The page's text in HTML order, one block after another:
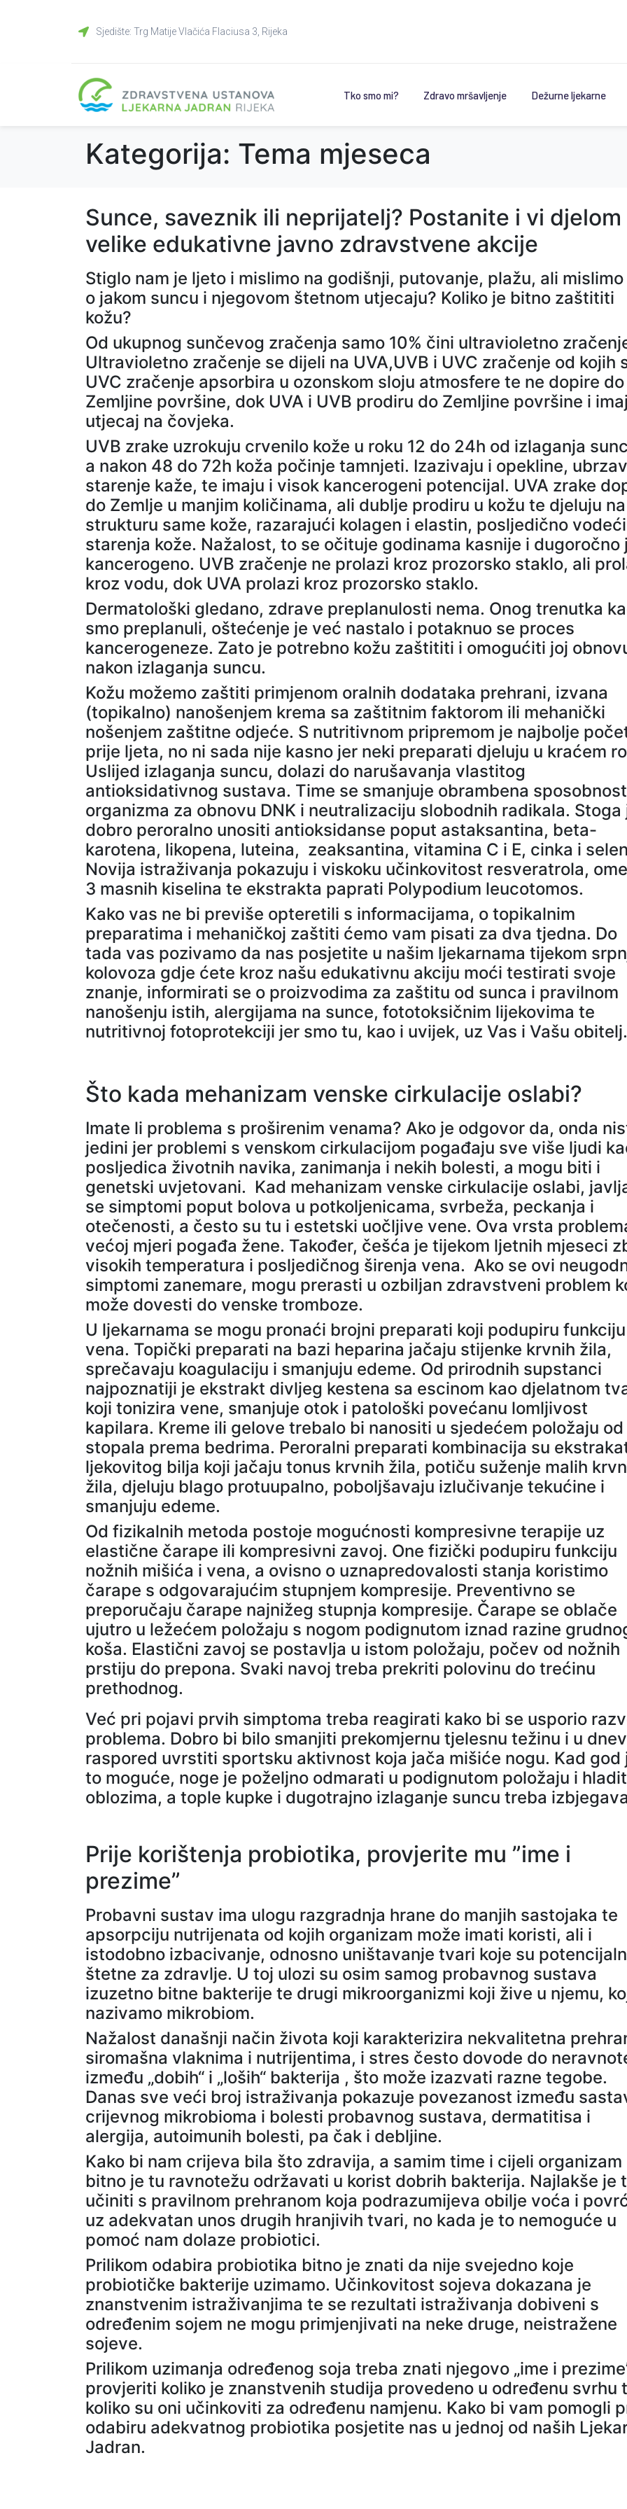
Sjedište: Trg Matije Vlačića Flaciusa 3, Rijeka
Tko smo mi? Zdravo mršavljenje Dežurne ljekarne
Kategorija: Tema mjeseca
Sunce, saveznik ili neprijatelj? Postanite i vi djelom
velike edukativne javno zdravstvene akcije
Stiglo nam je ljeto i mislimo na godišnji, putovanje, plažu, ali mislimo
o jakom suncu i njegovom štetnom utjecaju? Koliko je bitno zaštititi
kožu?
Od ukupnog sunčevog zračenja samo 10% čini ultravioletno
Ultravioletno zračenje se dijeli na UVA,UVB i UVC zračenje od kojih
UVC zračenje apsorbira u ozonskom sloju atmosfere te ne dopire do
Zemljine površine, dok UVA i UVB prodiru do Zemljine površine i
utjecaj na čovjeka.
UVB zrake uzrokuju crvenilo kože u roku 12 do 24h od izlaganja
a nakon 48 do 72h koža počinje tamnjeti. Izazivaju i opekline,
starenje kaže, te imaju i visok kancerogeni potencijal. UVA zrake
do Zemlje u manjim količinama, ali dublje prodiru u kožu te djeluju na
strukturu same kože, razarajući kolagen i elastin, posljedično
starenja kože. Nažalost, to se očituje godinama kasnije i dugoročno
kancerogeno. UVB zračenje ne prolazi kroz prozorsko staklo, ali
kroz vodu, dok UVA prolazi kroz prozorsko staklo.
Dermatološki gledano, zdrave preplanulosti nema. Onog trenutka
smo preplanuli, oštećenje je već nastalo i potaknuo se proces
kancerogeneze. Zato je potrebno kožu zaštititi i omogućiti joj
nakon izlaganja suncu.
Kožu možemo zaštiti primjenom oralnih dodataka prehrani, izvana
(topikalno) nanošenjem krema sa zaštitnim faktorom ili mehanički
nošenjem zaštitne odjeće. S nutritivnom pripremom je najbolje
prije ljeta, no ni sada nije kasno jer neki preparati djeluju u kraćem
Uslijed izlaganja suncu, dolazi do narušavanja vlastitog
antioksidativnog sustava. Time se smanjuje obrambena sposobnost
organizma za obnovu DNK i neutralizaciju slobodnih radikala. Stoga
dobro peroralno unositi antioksidanse poput astaksantina, beta-
karotena, likopena, luteina, zeaksantina, vitamina C i E, cinka i
Novija istraživanja pokazuju i viskoku učinkovitost resveratrola,
3 masnih kiselina te ekstrakta paprati Polypodium leucotomos.
Kako vas ne bi previše opteretili s informacijama, o topikalnim
preparatima i mehaničkoj zaštiti ćemo vam pisati za dva tjedna. Do
tada vas pozivamo da nas posjetite u našim ljekarnama tijekom
kolovoza gdje ćete kroz našu edukativnu akciju moći testirati svoje
znanje, informirati se o proizvodima za zaštitu od sunca i pravilnom
nanošenju istih, alergijama na sunce, fototoksičnim lijekovima te
nutritivnoj fotoprotekciji jer smo tu, kao i uvijek, uz Vas i Vašu obitelj.
Što kada mehanizam venske cirkulacije oslabi?
Imate li problema s proširenim venama? Ako je odgovor da, onda
jedini jer problemi s venskom cirkulacijom pogađaju sve više ljudi
posljedica životnih navika, zanimanja i nekih bolesti, a mogu biti i
genetski uvjetovani. Kad mehanizam venske cirkulacije oslabi,
se simptomi poput bolova u potkoljenicama, svrbeža, peckanja i
otečenosti, a često su tu i estetski uočljive vene. Ova vrsta
većoj mjeri pogađa žene. Također, češća je tijekom ljetnih mjeseci
visokih temperatura i posljedičnog širenja vena. Ako se ovi
simptomi zanemare, mogu prerasti u ozbiljan zdravstveni problem
može dovesti do venske tromboze.
U ljekarnama se mogu pronaći brojni preparati koji podupiru funkciju
vena. Topički preparati na bazi heparina jačaju stijenke krvnih žila,
sprečavaju koagulaciju i smanjuju edeme. Od prirodnih supstanci
najpoznatiji je ekstrakt divljeg kestena sa escinom kao djelatnom
koji tonizira vene, smanjuje otok i patološki povećanu lomljivost
kapilara. Kreme ili gelove trebalo bi nanositi u sjedećem položaju od
stopala prema bedrima. Peroralni preparati kombinacija su
ljekovitog bilja koji jačaju tonus krvnih žila, potiču suženje malih
žila, djeluju blago protuupalno, poboljšavaju izlučivanje tekućine i
smanjuju edeme.
Od fizikalnih metoda postoje mogućnosti kompresivne terapije uz
elastične čarape ili kompresivni zavoj. One fizički podupiru funkciju
nožnih mišića i vena, a ovisno o uznapredovalosti stanja koristimo
čarape s odgovarajućim stupnjem kompresije. Preventivno se
preporučaju čarape najnižeg stupnja kompresije. Čarape se oblače
ujutro u ležećem položaju s nogom podignutom iznad razine
koša. Elastični zavoj se postavlja u istom položaju, počev od nožnih
prstiju do prepona. Svaki navoj treba prekriti polovinu do trećinu
prethodnog.
Već pri pojavi prvih simptoma treba reagirati kako bi se usporio
problema. Dobro bi bilo smanjiti prekomjernu tjelesnu težinu i u
raspored uvrstiti sportsku aktivnost koja jača mišiće nogu. Kad god
to moguće, noge je poželjno odmarati u podignutom položaju i
oblozima, a tople kupke i dugotrajno izlaganje suncu treba
Prije korištenja probiotika, provjerite mu ”ime i
prezime”
Probavni sustav ima ulogu razgradnja hrane do manjih sastojaka te
apsorpciju nutrijenata od kojih organizam može imati koristi, ali i
istodobno izbacivanje, odnosno uništavanje tvari koje su
štetne za zdravlje. U toj ulozi su osim samog probavnog sustava
izuzetno bitne bakterije te drugi mikroorganizmi koji žive u njemu,
nazivamo mikrobiom.
Nažalost današnji način života koji karakterizira nekvalitetna
siromašna vlaknima i nutrijentima, i stres često dovode do
između „dobih“ i „loših“ bakterija , što može izazvati razne tegobe.
Danas sve veći broj istraživanja pokazuje povezanost između
crijevnog mikrobioma i bolesti probavnog sustava, dermatitisa i
alergija, autoimunih bolesti, pa čak i debljine.
Kako bi nam crijeva bila što zdravija, a samim time i cijeli organizam
bitno je tu ravnotežu održavati u korist dobrih bakterija. Najlakše je
učiniti s pravilnom prehranom koja podrazumijeva obilje voća i
uz adekvatan unos drugih hranjivih tvari, no kada je to nemoguće u
pomoć nam dolaze probiotici.
Prilikom odabira probiotika bitno je znati da nije svejedno koje
probiotičke bakterije uzimamo. Učinkovitost sojeva dokazana je
znanstvenim istraživanjima te se rezultati istraživanja dobiveni s
određenim sojem ne mogu primjenjivati na neke druge, neistražene
sojeve.
Prilikom uzimanja određenog soja treba znati njegovo „ime i
provjeriti koliko je znanstvenih studija provedeno u određenu svrhu
koliko su oni učinkoviti za određenu namjenu. Kako bi vam pomogli
odabiru adekvatnog probiotika posjetite nas u jednoj od naših
Jadran.